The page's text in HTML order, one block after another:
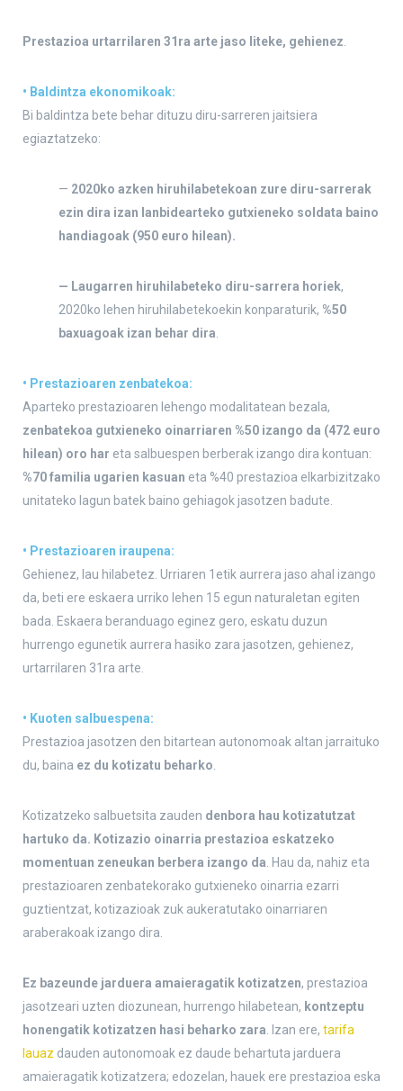
Prestazioa urtarrilaren 31ra arte jaso liteke, gehienez
• Baldintza ekonomikoak:
Bi baldintza bete behar dituzu diru-sarreren jaitsiera
egiaztatzeko:
— 2020ko azken hiruhilabetekoan zure diru-sarrerak
ezin dira izan lanbidearteko gutxieneko soldata baino
handiagoak (950 euro hilean).
— Laugarren hiruhilabeteko diru-sarrera horiek,
2020ko lehen hiruhilabetekoekin konparaturik, %50
baxuagoak izan behar dira
• Prestazioaren zenbatekoa:
Aparteko prestazioaren lehengo modalitatean bezala,
zenbatekoa gutxieneko oinarriaren %50 izango da (472 euro
hilean) oro har eta salbuespen berberak izango dira kontuan:
%70 familia ugarien kasuan eta %40 prestazioa elkarbizitzako
unitateko lagun batek baino gehiagok jasotzen badute.
• Prestazioaren iraupena:
Gehienez, lau hilabetez. Urriaren 1etik aurrera jaso ahal izango
da, beti ere eskaera urriko lehen 15 egun naturaletan egiten
bada. Eskaera beranduago eginez gero, eskatu duzun
hurrengo egunetik aurrera hasiko zara jasotzen, gehienez,
urtarrilaren 31ra arte.
• Kuoten salbuespena:
Prestazioa jasotzen den bitartean autonomoak altan jarraituko
du, baina ez du kotizatu beharko
Kotizatzeko salbuetsita zauden denbora hau kotizatutzat
hartuko da. Kotizazio oinarria prestazioa eskatzeko
momentuan zeneukan berbera izango da . Hau da, nahiz eta
prestazioaren zenbatekorako gutxieneko oinarria ezarri
guztientzat, kotizazioak zuk aukeratutako oinarriaren
araberakoak izango dira.
Ez bazeunde jarduera amaieragatik kotizatzen, prestazioa
jasotzeari uzten diozunean, hurrengo hilabetean, kontzeptu
honengatik kotizatzen hasi beharko zara . Izan ere, tarifa
lauaz dauden autonomoak ez daude behartuta jarduera
amaieragatik kotizatzera; edozelan, hauek ere prestazioa eska